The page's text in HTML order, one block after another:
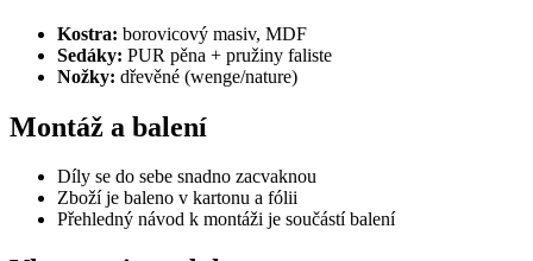
Kostra: borovicový masiv, MDF
Sedáky: PUR pěna + pružiny faliste
Nožky: dřevěné (wenge/nature)
Montáž a balení
Díly se do sebe snadno zacvaknou
Zboží je baleno v kartonu a fólii
Přehledný návod k montáži je součástí balení